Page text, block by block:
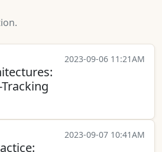
2023-09-06 11:21AM
2023-09-07 10:41AM